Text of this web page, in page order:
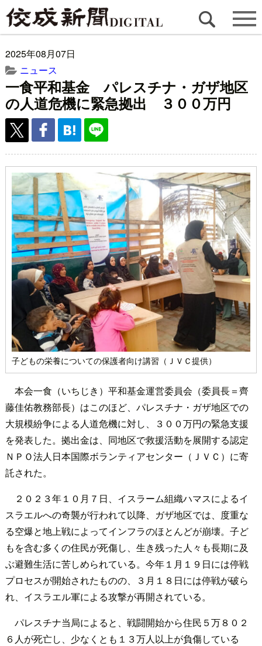
2025年08月07日
ニュース
一食平和基金 パレスチナ・ガザ地区
の人道危機に緊急拠出 ３００万円
子どもの栄養についての保護者向け講習（ＪＶＣ提供）
本会一食（いちじき）平和基金運営委員会（委員長＝齊
藤佳佑教務部長）はこのほど、パレスチナ・ガザ地区での
大規模紛争による人道危機に対し、３００万円の緊急支援
を発表した。拠出金は、同地区で救援活動を展開する認定
ＮＰＯ法人日本国際ボランティアセンター（ＪＶＣ）に寄
託された。
２０２３年１０月７日、イスラーム組織ハマスによるイ
スラエルへの奇襲が行われて以降、ガザ地区では、度重な
る空爆と地上戦によってインフラのほとんどが崩壊。子ど
もを含む多くの住民が死傷し、生き残った人々も長期に及
ぶ避難生活に苦しめられている。今年１月１９日には停戦
プロセスが開始されたものの、３月１８日には停戦が破ら
れ、イスラエル軍による攻撃が再開されている。
パレスチナ当局によると、戦闘開始から住民５万８０２
６人が死亡し、少なくとも１３万人以上が負傷している